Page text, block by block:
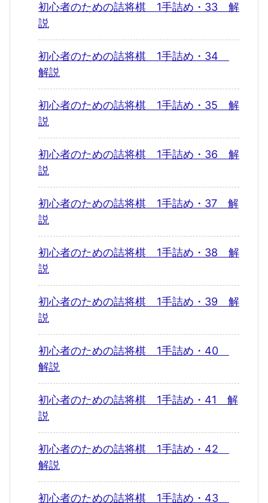
初心者のための詰将棋 1手詰め・33 解
説
初心者のための詰将棋 1手詰め・34
解説
初心者のための詰将棋 1手詰め・35 解
説
初心者のための詰将棋 1手詰め・36 解
説
初心者のための詰将棋 1手詰め・37 解
説
初心者のための詰将棋 1手詰め・38 解
説
初心者のための詰将棋 1手詰め・39 解
説
初心者のための詰将棋 1手詰め・40
解説
初心者のための詰将棋 1手詰め・41 解
説
初心者のための詰将棋 1手詰め・42
解説
初心者のための詰将棋 1手詰め・43